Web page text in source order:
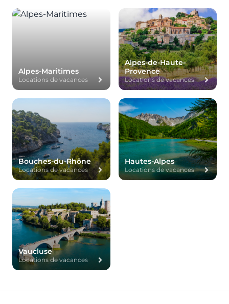
Alpes-Maritimes
Locations de vacances
Alpes-de-Haute-
Provence
Locations de vacances
Bouches-du-Rhône
Locations de vacances
Hautes-Alpes
Locations de vacances
Vaucluse
Locations de vacances